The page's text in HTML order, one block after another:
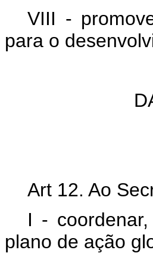
VIII -
para o
Art 12. Ao
I -
plano de ação